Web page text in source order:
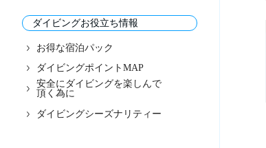
ダイビングお役立ち情報
お得な宿泊パック
ダイビングポイントMAP
安全にダイビングを楽しんで
頂く為に
ダイビングシーズナリティー